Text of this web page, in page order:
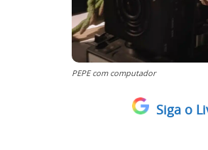
PEPE com computador
Siga o